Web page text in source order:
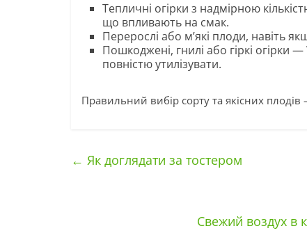
Тепличні огірки з надмірною
що впливають на смак.
Перерослі або м’які плоди, навіть
Пошкоджені, гнилі або гіркі огірки
повністю утилізувати.
Правильний вибір сорту та якісних плодів
← Як доглядати за тостером
Свежий воздух в